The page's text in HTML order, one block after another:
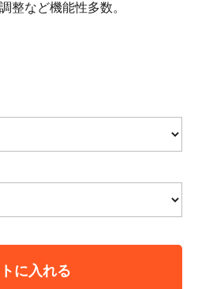
整など機能性多数。
に入れる